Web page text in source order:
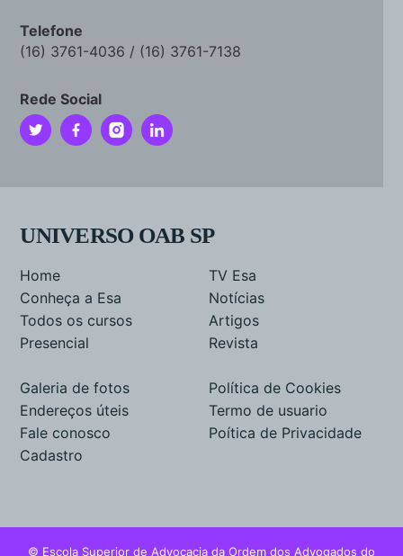
Telefone
(16) 3761-4036 / (16) 3761-7138
Rede Social
UNIVERSO OAB SP
Home
Conheça a Esa
Todos os cursos
Presencial
TV Esa
Notícias
Artigos
Revista
Galeria de fotos
Endereços úteis
Fale conosco
Cadastro
Política de Cookies
Termo de usuario
Poítica de Privacidade
© Escola Superior de Advocacia da Ordem dos Advogados do